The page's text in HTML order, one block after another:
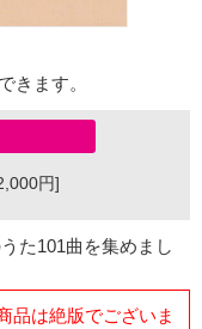
きます。
円]
た101曲を集めまし
品は絶版でございま